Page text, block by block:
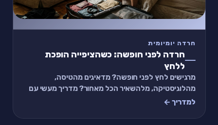
חרדה יומיומית
חרדה לפני חופשה: כשהציפייה הופכת
ללחץ
מרגישים לחץ לפני חופשה? מדאיגים מהטיסה,
מהלוגיסטיקה, מלהשאיר הכל מאחור? מדריך מעשי עם
תרגיל של 2 דקות להתמודדות עם חרדה לפני נסיעה.
למדריך ←